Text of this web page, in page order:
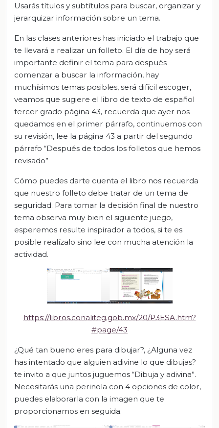
Usarás títulos y subtítulos para buscar, organizar y
jerarquizar información sobre un tema.
En las clases anteriores has iniciado el trabajo que
te llevará a realizar un folleto. El día de hoy será
importante definir el tema para después
comenzar a buscar la información, hay
muchísimos temas posibles, será difícil escoger,
veamos que sugiere el libro de texto de español
tercer grado página 43, recuerda que ayer nos
quedamos en el primer párrafo, continuemos con
su revisión, lee la página 43 a partir del segundo
párrafo “Después de todos los folletos que hemos
revisado”
Cómo puedes darte cuenta el libro nos recuerda
que nuestro folleto debe tratar de un tema de
seguridad. Para tomar la decisión final de nuestro
tema observa muy bien el siguiente juego,
esperemos resulte inspirador a todos, si te es
posible realízalo sino lee con mucha atención la
actividad.
https://libros.conaliteg.gob.mx/20/P3ESA.htm?
#page/43
¿Qué tan bueno eres para dibujar?, ¿Alguna vez
has intentado que alguien adivine lo que dibujas?
te invito a que juntos juguemos “Dibuja y adivina”.
Necesitarás una perinola con 4 opciones de color,
puedes elaborarla con la imagen que te
proporcionamos en seguida.